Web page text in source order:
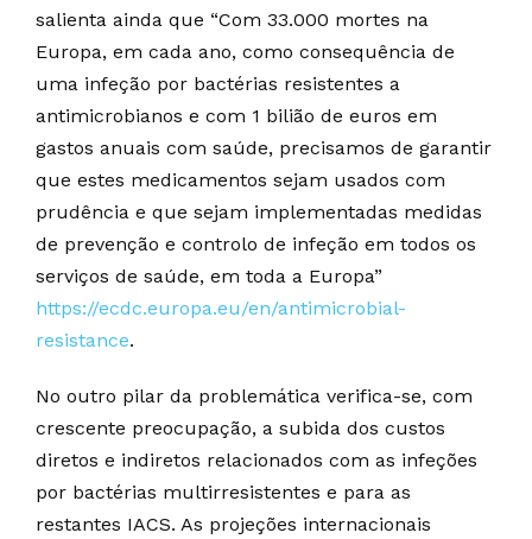
salienta ainda que “Com 33.000 mortes na
Europa, em cada ano, como consequência de
uma infeção por bactérias resistentes a
antimicrobianos e com 1 bilião de euros em
gastos anuais com saúde, precisamos de garantir
que estes medicamentos sejam usados com
prudência e que sejam implementadas medidas
de prevenção e controlo de infeção em todos os
serviços de saúde, em toda a Europa”
https://ecdc.europa.eu/en/antimicrobial-
resistance.
No outro pilar da problemática verifica-se, com
crescente preocupação, a subida dos custos
diretos e indiretos relacionados com as infeções
por bactérias multirresistentes e para as
restantes IACS. As projeções internacionais